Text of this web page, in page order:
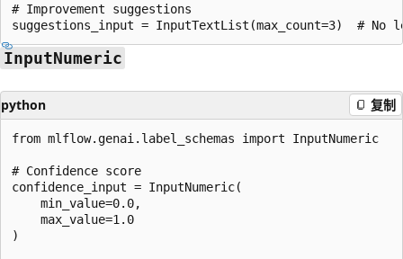
# Improvement suggestions
InputNumeric
python 复制
from mlflow.genai.label_schemas import InputNumeric
# Confidence score
confidence_input = InputNumeric(
    min_value=0.0,
    max_value=1.0
)